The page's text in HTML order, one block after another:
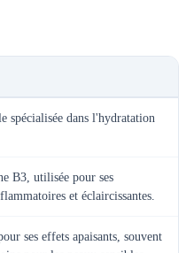
spécialisée dans l'hydratation
B3, utilisée pour ses
et éclaircissantes.
ses effets apaisants, souvent